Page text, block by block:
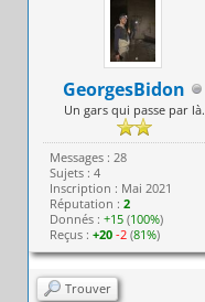
GeorgesBidon
Un gars qui passe par là.
Messages : 28
Sujets : 4
Inscription : Mai 2021
Réputation : 2
Donnés : +15(100%)
Reçus : +20 -2(81%)
Trouver